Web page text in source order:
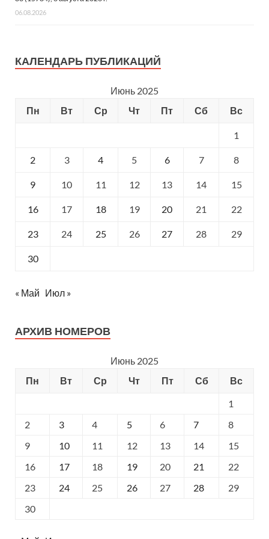
06.08.2026
КАЛЕНДАРЬ ПУБЛИКАЦИЙ
Июнь 2025
Пн
Вт Ср Чт Пт Сб Вс
1
2 3 4 5 6 7 8
9 10 11 12 13 14 15
16 17 18 19 20 21 22
23 24 25 26 27 28 29
30
« Май Июл »
АРХИВ НОМЕРОВ
Июнь 2025
Пн
Вт Ср Чт Пт Сб
Вс
1
2
3 4 5 6 7
8
9
10 11 12 13 14
15
16
17 18 19 20 21
22
23
24 25 26 27 28
29
30